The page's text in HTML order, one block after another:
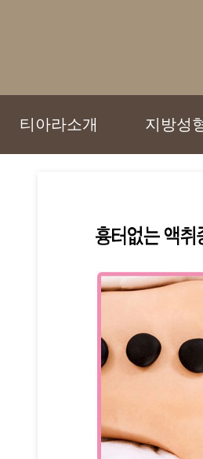
티아라소개 지방성